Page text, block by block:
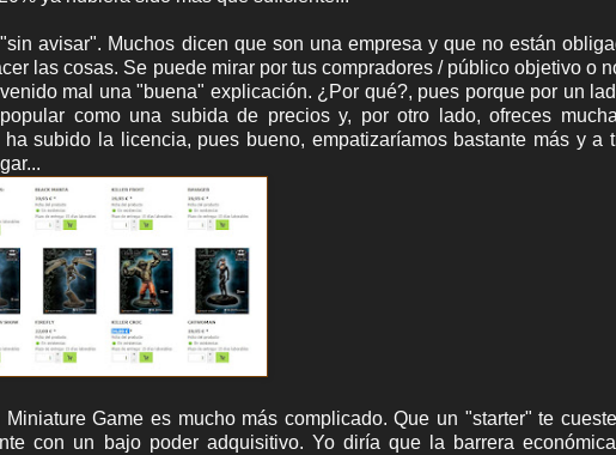
avisar". Muchos dicen que son una empresa y que no están
las cosas. Se puede mirar por tus compradores / público objetivo o
mal una "buena" explicación. ¿Por qué?, pues porque por un
como una subida de precios y, por otro lado, ofreces
subido la licencia, pues bueno, empatizaríamos bastante más y a
Game es mucho más complicado. Que un "starter" te
con un bajo poder adquisitivo. Yo diría que la barrera